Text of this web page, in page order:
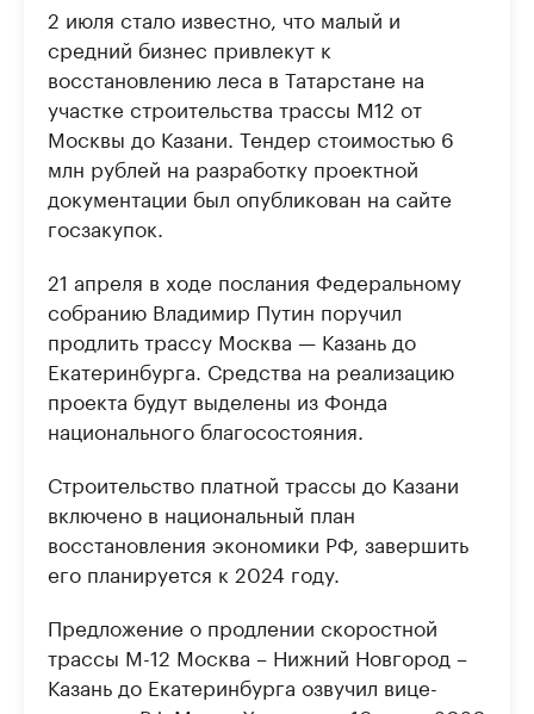
2 июля стало известно, что малый и
средний бизнес привлекут к
восстановлению леса в Татарстане на
участке строительства трассы М12 от
Москвы до Казани. Тендер стоимостью 6
млн рублей на разработку проектной
документации был опубликован на сайте
госзакупок.
21 апреля в ходе послания Федеральному
собранию Владимир Путин поручил
продлить трассу Москва — Казань до
Екатеринбурга. Средства на реализацию
проекта будут выделены из Фонда
национального благосостояния.
Строительство платной трассы до Казани
включено в национальный план
восстановления экономики РФ, завершить
его планируется к 2024 году.
Предложение о продлении скоростной
трассы М-12 Москва – Нижний Новгород –
Казань до Екатеринбурга озвучил вице-